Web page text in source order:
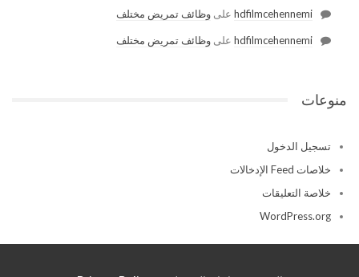
hdfilmcehennemi على وظائف تمريض مختلف
hdfilmcehennemi على وظائف تمريض مختلف
منوعات
تسجيل الدخول
خلاصات Feed الإدخالات
خلاصة التعليقات
WordPress.org